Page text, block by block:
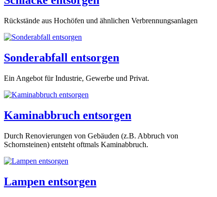
Rückstände aus Hochöfen und ähnlichen Verbrennungsanlagen
Sonderabfall entsorgen
Ein Angebot für Industrie, Gewerbe und Privat.
Kaminabbruch entsorgen
Durch Renovierungen von Gebäuden (z.B. Abbruch von
Schornsteinen) entsteht oftmals Kaminabbruch.
Lampen entsorgen